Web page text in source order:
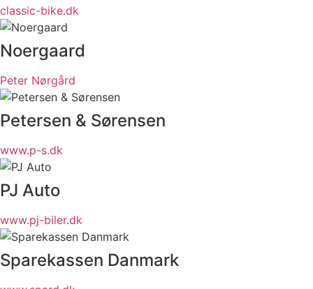
classic-bike.dk
Noergaard
Peter Nørgård
Petersen & Sørensen
www.p-s.dk
PJ Auto
www.pj-biler.dk
Sparekassen Danmark